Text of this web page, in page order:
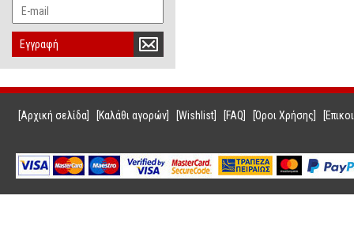
Εγγραφή
[Αρχική σελίδα] [Καλάθι αγορών] [Wishlist] [FAQ] [Όροι Χρήσης]